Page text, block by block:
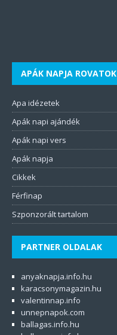
APÁK NAPJA ROVATOK
Apa idézetek
Apák napi ajándék
Apák napi vers
Apák napja
Cikkek
Férfinap
Szponzorált tartalom
PARTNER OLDALAK
anyaknapja.info.hu
karacsonymagazin.hu
valentinnap.info
unnepnapok.com
ballagas.info.hu